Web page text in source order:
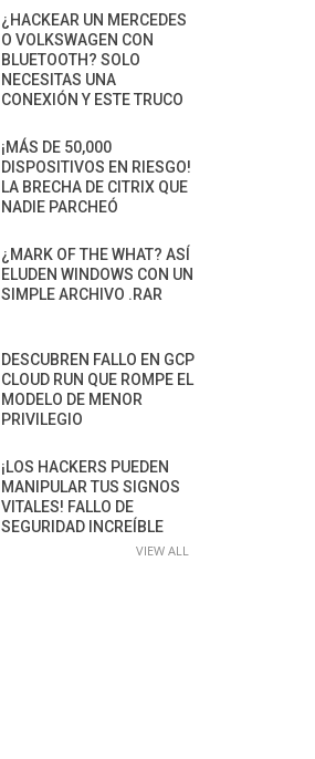
¿HACKEAR UN MERCEDES
O VOLKSWAGEN CON
BLUETOOTH? SOLO
NECESITAS UNA
CONEXIÓN Y ESTE TRUCO
¡MÁS DE 50,000
DISPOSITIVOS EN RIESGO!
LA BRECHA DE CITRIX QUE
NADIE PARCHEÓ
¿MARK OF THE WHAT? ASÍ
ELUDEN WINDOWS CON UN
SIMPLE ARCHIVO .RAR
DESCUBREN FALLO EN GCP
CLOUD RUN QUE ROMPE EL
MODELO DE MENOR
PRIVILEGIO
¡LOS HACKERS PUEDEN
MANIPULAR TUS SIGNOS
VITALES! FALLO DE
SEGURIDAD INCREÍBLE
VIEW ALL